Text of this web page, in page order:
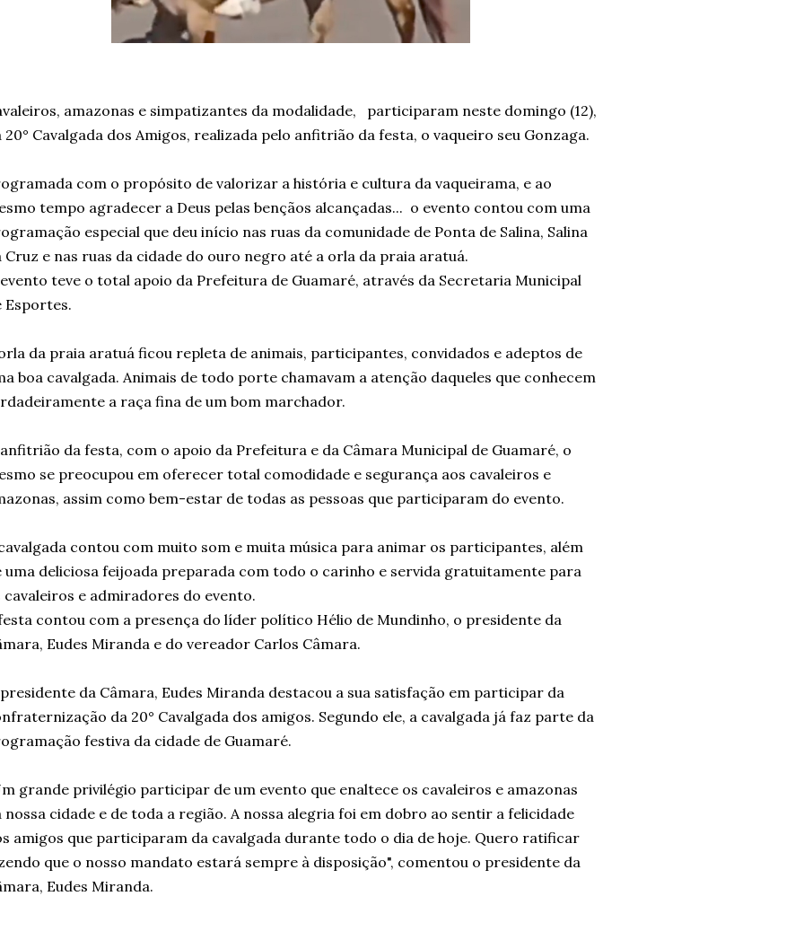
amazonas e simpatizantes da modalidade, participaram neste domingo (12),
20° Cavalgada dos Amigos, realizada pelo anfitrião da festa, o vaqueiro seu Gonzaga.
com o propósito de valorizar a história e cultura da vaqueirama, e ao
tempo agradecer a Deus pelas bençãos alcançadas... o evento contou com uma
especial que deu início nas ruas da comunidade de Ponta de Salina, Salina
Cruz e nas ruas da cidade do ouro negro até a orla da praia aratuá.
teve o total apoio da Prefeitura de Guamaré, através da Secretaria Municipal
Esportes.
da praia aratuá ficou repleta de animais, participantes, convidados e adeptos de
boa cavalgada. Animais de todo porte chamavam a atenção daqueles que conhecem
a raça fina de um bom marchador.
da festa, com o apoio da Prefeitura e da Câmara Municipal de Guamaré, o
se preocupou em oferecer total comodidade e segurança aos cavaleiros e
assim como bem-estar de todas as pessoas que participaram do evento.
contou com muito som e muita música para animar os participantes, além
uma deliciosa feijoada preparada com todo o carinho e servida gratuitamente para
cavaleiros e admiradores do evento.
contou com a presença do líder político Hélio de Mundinho, o presidente da
Eudes Miranda e do vereador Carlos Câmara.
da Câmara, Eudes Miranda destacou a sua satisfação em participar da
da 20° Cavalgada dos amigos. Segundo ele, a cavalgada já faz parte da
festiva da cidade de Guamaré.
grande privilégio participar de um evento que enaltece os cavaleiros e amazonas
nossa cidade e de toda a região. A nossa alegria foi em dobro ao sentir a felicidade
amigos que participaram da cavalgada durante todo o dia de hoje. Quero ratificar
que o nosso mandato estará sempre à disposição", comentou o presidente da
Eudes Miranda.